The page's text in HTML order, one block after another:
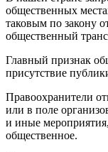
общественных
таковым по закону
общественный
Главный признак
присутствие
Правоохранители
или в поле
и иные
общественное.